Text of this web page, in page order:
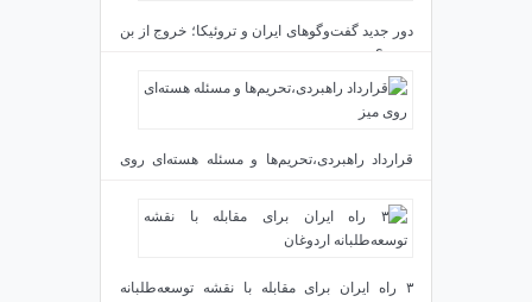
دور جدید گفت‌وگوهای ایران و تروئیکا؛ خروج از بن
بست؟
دی ۲۴, ۱۴۰۳
قرارداد راهبردی،تحریم‌ها و مسئله هسته‌ای روی
دی ۲۳, ۱۴۰۳
۳ راه ایران برای مقابله با نقشه توسعه‌طلبانه